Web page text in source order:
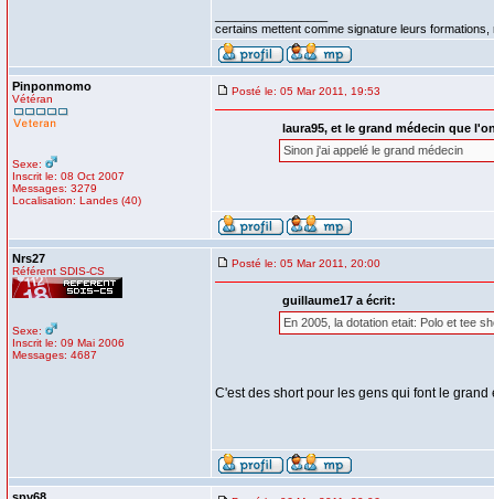
certains mettent comme signature leurs
Pinponmomo
Vétéran
Sexe:
Inscrit le: 08 Oct 2007
Messages: 3279
Localisation: Landes (40)
Posté le: 05 Mar 2011, 19:53
laura95, et le grand médecin que
Sinon j'ai appelé le grand médecin
Nrs27
Référent SDIS-CS
Sexe:
Inscrit le: 09 Mai 2006
Messages: 4687
Posté le: 05 Mar 2011, 20:00
guillaume17 a écrit:
En 2005, la dotation etait: Polo et tee
C'est des short pour les gens qui font le grand